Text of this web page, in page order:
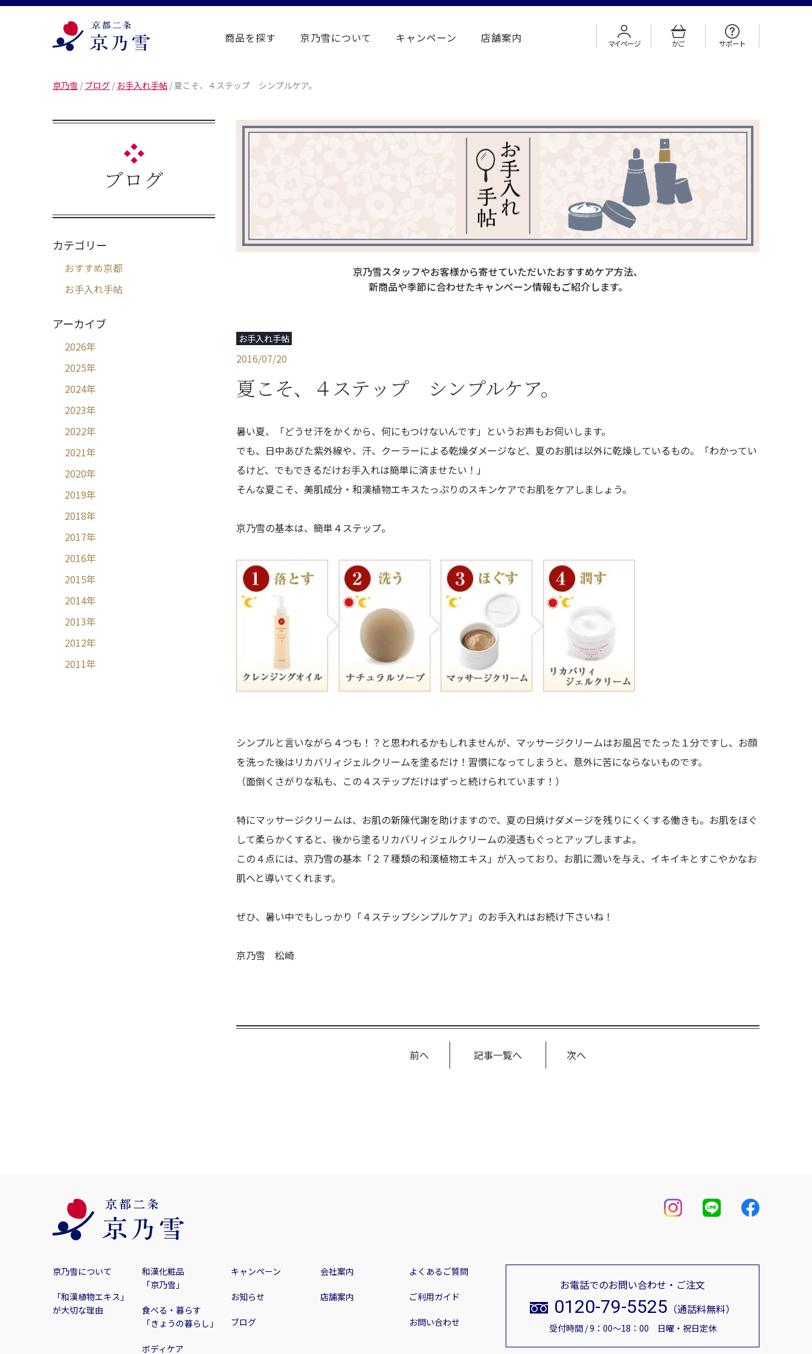
商品を探す 京乃雪について キャンペーン 店舗案内 マイページ かご サポート
京乃雪 / ブログ / お手入れ手帖 / 夏こそ、４ステップ シンプルケア。
京乃雪スタッフやお客様から寄せていただいたおすすめケア方法、
新商品や季節に合わせたキャンペーン情報もご紹介します。
お手入れ手帖
2016/07/20
夏こそ、４ステップ シンプルケア。
暑い夏、「どうせ汗をかくから、何にもつけないんです」というお声もお伺いします。
でも、日中あびた紫外線や、汗、クーラーによる乾燥ダメージなど、夏のお肌は以外に乾燥しているもの。「わかってい
るけど、でもできるだけお手入れは簡単に済ませたい！」
そんな夏こそ、美肌成分・和漢植物エキスたっぷりのスキンケアでお肌をケアしましょう。
京乃雪の基本は、簡単４ステップ。
シンプルと言いながら４つも！？と思われるかもしれませんが、マッサージクリームはお風呂でたった１分ですし、お顔
を洗った後はリカバリィジェルクリームを塗るだけ！習慣になってしまうと、意外に苦にならないものです。
（面倒くさがりな私も、この４ステップだけはずっと続けられています！）
特にマッサージクリームは、お肌の新陳代謝を助けますので、夏の日焼けダメージを残りにくくする働きも。お肌をほぐ
して柔らかくすると、後から塗るリカバリィジェルクリームの浸透もぐっとアップしますよ。
この４点には、京乃雪の基本「２７種類の和漢植物エキス」が入っており、お肌に潤いを与え、イキイキとすこやかなお
肌へと導いてくれます。
ぜひ、暑い中でもしっかり「４ステップシンプルケア」のお手入れはお続け下さいね！
京乃雪 松崎
前へ 次へ
記事一覧へ
ブログ
カテゴリー
おすすめ京都
お手入れ手帖
アーカイブ
2026年
2025年
2024年
2023年
2022年
2021年
2020年
2019年
2018年
2017年
2016年
2015年
2014年
2013年
2012年
2011年
京乃雪について
「和漢植物エキス」
が大切な理由
和漢化粧品
「京乃雪」
食べる・暮らす
「きょうの暮らし」
ボディケア
キャンペーン
お知らせ
ブログ
会社案内
店舗案内
よくあるご質問
ご利用ガイド
お問い合わせ
お電話でのお問い合わせ・ご注文
0120-79-5525 （通話料無料）
受付時間 / 9：00～18：00 日曜・祝日定休